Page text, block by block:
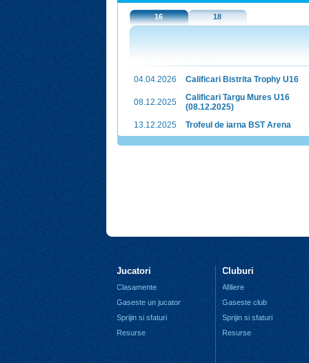
16 18
04.04.2026 Calificari Bistrita Trophy U16
08.12.2025
Calificari Targu Mures U16
(08.12.2025)
13.12.2025
Trofeul de iarna BST Arena
Jucatori
Clasamente
Gaseste un jucator
Sprijin si sfaturi
Resurse
Cluburi
Afiliere
Gaseste club
Sprijin si sfaturi
Resurse